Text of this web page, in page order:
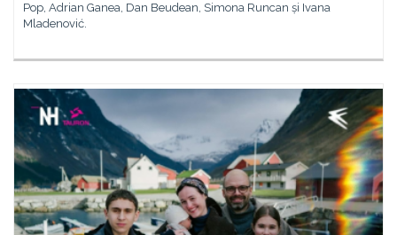
Pop, Adrian Ganea, Dan Beudean, Simona Runcan și Ivana
Mladenović.